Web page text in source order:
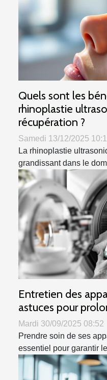
Quels sont les
rhinoplastie
récupération ?
Samedi 13/12/2025
La rhinoplastie
grandissant dans le
Entretien des
astuces pour
Mardi 30/09/2025 08:52
Prendre soin de ses
essentiel pour garantir